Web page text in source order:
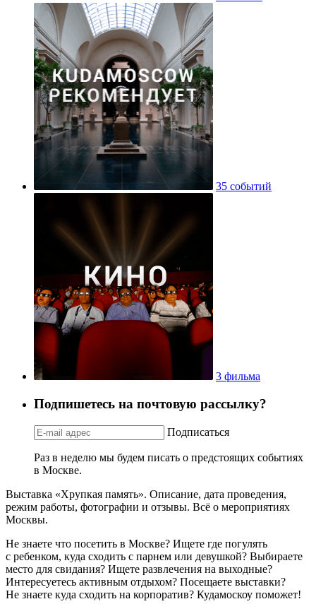
35 событий
3 фильма
Подпишетесь на почтовую рассылку?
Подписаться
Раз в неделю мы будем писать о предстоящих событиях
в Москве.
Выставка «Хрупкая память». Описание, дата проведения,
режим работы, фотографии и отзывы. Всё о мероприятиях
Москвы.
Не знаете что посетить в Москве? Ищете где погулять
с ребенком, куда сходить с парнем или девушкой? Выбираете
место для свидания? Ищете развлечения на выходные?
Интересуетесь активным отдыхом? Посещаете выставки?
Не знаете куда сходить на корпоратив? Кудамоскоу поможет!